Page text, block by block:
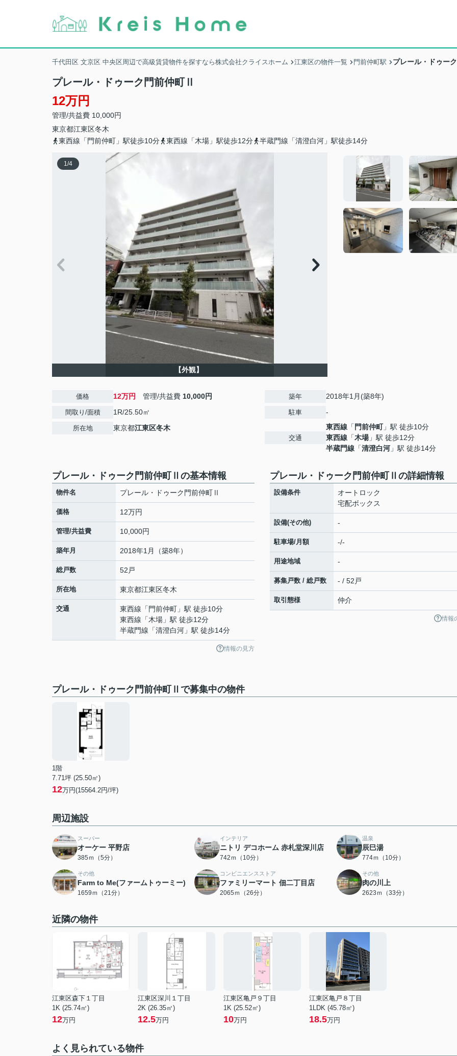
千代田区 文京区 中央区周辺で高級賃貸物件を探すなら株式会社クライスホーム 江東区の物件一覧 門前仲町駅 プレール・ドゥー
プレール・ドゥーク門前仲町Ⅱ
12万円
管理/共益費 10,000円
東京都江東区冬木
東西線「門前仲町」駅徒歩10分
東西線「木場」駅徒歩12分 半蔵門線「清澄白河」駅徒歩14分
1/4
【外観】
価格 12万円 管理/共益費 10,000円
間取り/面積 1R/25.50㎡
所在地 東京都江東区冬木
築年 2018年1月(築8年)
駐車 -
交通
東西線 「 門前仲町」駅 徒歩10分
東西線 「木場」駅 徒歩12分
半蔵門線 「清澄白河 」駅 徒歩14分
プレール・ドゥーク門前仲町Ⅱの基本情報
物件名 プレール・ドゥーク門前仲町Ⅱ
価格 12万円
管理/共益費 10,000円
築年月 2018年1月（築8年）
総戸数 52戸
所在地 東京都江東区冬木
交通 東西線 「 門前仲町 」駅 徒歩10分
東西線 「木場 」駅 徒歩12分
半蔵門線 「清澄白河 」駅 徒歩14分
情報の見方
プレール・ドゥーク門前仲町Ⅱの詳細情報
設備条件
オートロック
宅配ボックス
設備(その他) -
駐車場/月額 -/-
用途地域 -
募集戸数 / 総戸数 - / 52戸
取引態様 仲介
情報
プレール・ドゥーク門前仲町Ⅱで募集中の物件
1階
7.71坪 (25.50㎡)
12万円(15564.2円/坪)
周辺施設
スーパー
オーケー 平野店
385ｍ（5分）
インテリア
ニトリ デコホーム 赤札堂深川店
742ｍ（10分）
温泉
辰巳湯
774ｍ（10分）
その他
Farm to Me(ファームトゥーミー)
1659ｍ（21分）
コンビニエンスストア
ファミリーマート 佃二丁目店
2065ｍ（26分）
その他
肉の川上
2623ｍ（33分）
近隣の物件
江東区森下１丁目
1K (25.74㎡)
12万円
江東区深川１丁目
2K (26.35㎡)
12.5万円
江東区亀戸９丁目
1K (25.52㎡)
10万円
江東区亀戸８丁目
1LDK (45.78㎡)
18.5万円
よく見られている物件